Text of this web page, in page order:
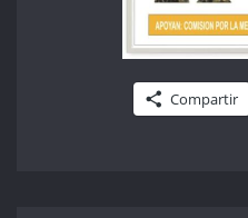
Compartir